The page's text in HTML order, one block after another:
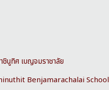
ชินูทิศ เบญจมราชาลัย
Benjamarachalai School